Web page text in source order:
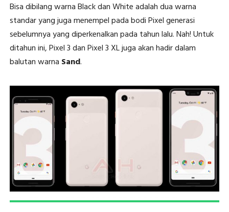
Bisa dibilang warna Black dan White adalah dua warna
standar yang juga menempel pada bodi Pixel generasi
sebelumnya yang diperkenalkan pada tahun lalu. Nah! Untuk
ditahun ini, Pixel 3 dan Pixel 3 XL juga akan hadir dalam
balutan warna Sand.